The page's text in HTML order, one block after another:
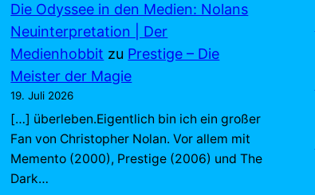
Die Odyssee in den Medien: Nolans
Neuinterpretation | Der
Medienhobbit zu Prestige – Die
Meister der Magie
19. Juli 2026
[…] überleben.Eigentlich bin ich ein großer
Fan von Christopher Nolan. Vor allem mit
Memento (2000), Prestige (2006) und The
Dark…